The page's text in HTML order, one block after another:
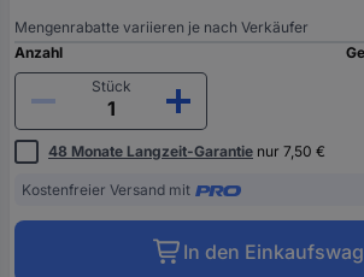
Mengenrabatte variieren je nach Verkäufer
Anzahl
Stück
48 Monate Langzeit-Garantie nur 7,50 €
Kostenfreier Versand mit
In den